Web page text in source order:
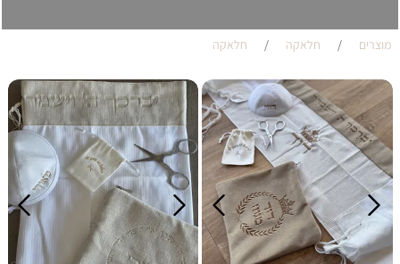
מוצרים / חלאקה / חלאקה